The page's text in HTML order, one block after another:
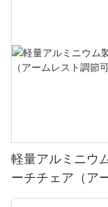
軽量アルミニウ
ーチチェア（ア